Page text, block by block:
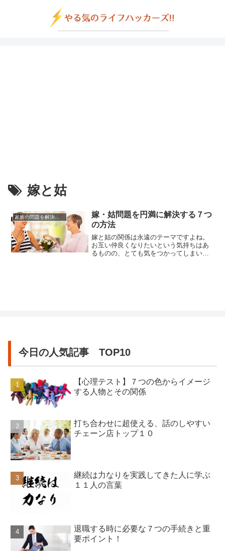
嫁と姑
家族の問題を解決する方法
嫁・姑問題を円満に解決する７つ
の方法
嫁と姑の関係は永遠のテーマですよね。
お互い仲良くなりたいという気持ちはあ
るものの、とても気をつかってしまい妙
今日の人気記事 TOP10
【心理テスト】７つの色からイメージ
する人物とその関係
打ち合わせに超使える、話のしやすい
チェーン店トップ１０
継続は力なりを実践してきた人に学ぶ
１１人の言葉
退職する時に必要な７つの手続きと重
要ポイント！